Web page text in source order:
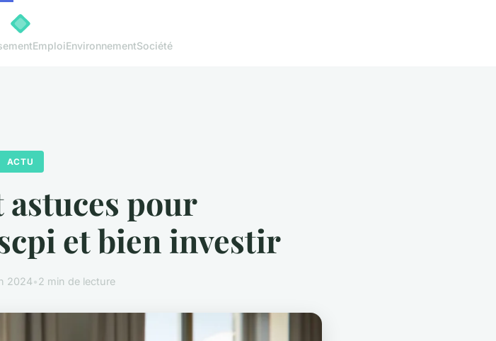
EmploiEnvironnementSociété
ACTU
astuces pour
et bien investir
2024•2 min de lecture